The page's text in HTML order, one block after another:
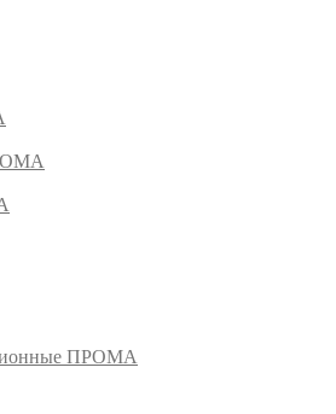
ПРОМА